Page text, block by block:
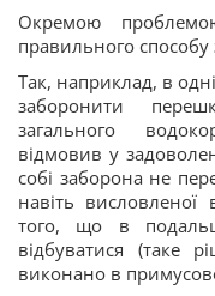
Окремою
правильного способу
Так, наприклад, в
заборонити
загального
відмовив у
собі заборона не
навіть
того, що в
відбуватися (таке
виконано в